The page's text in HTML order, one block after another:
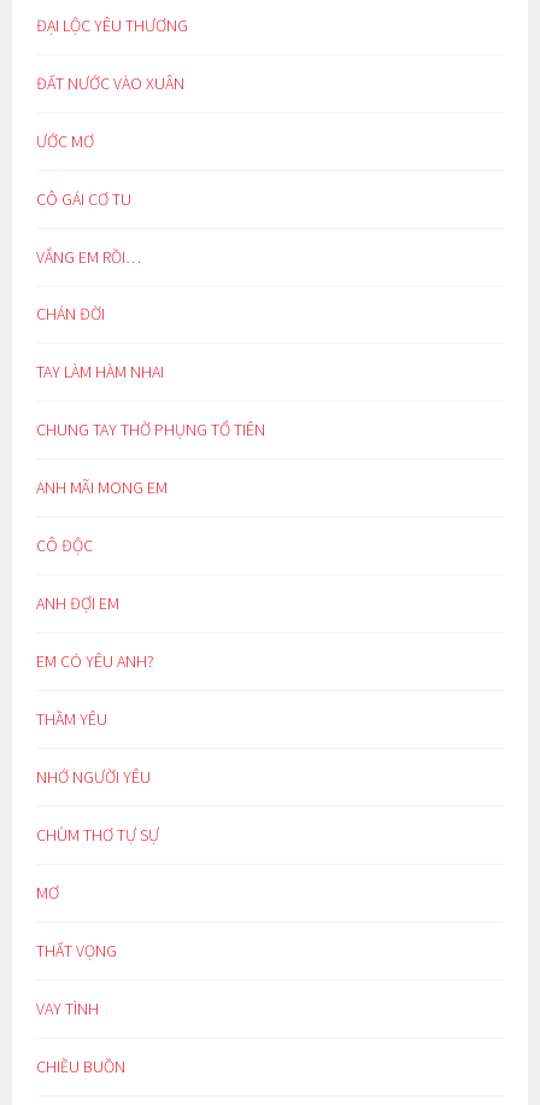
ĐẠI LỘC YÊU THƯƠNG
ĐẤT NƯỚC VÀO XUÂN
ƯỚC MƠ
CÔ GÁI CƠ TU
VẮNG EM RỒI…
CHÁN ĐỜI
TAY LÀM HÀM NHAI
CHUNG TAY THỜ PHỤNG TỔ TIÊN
ANH MÃI MONG EM
CÔ ĐỘC
ANH ĐỢI EM
EM CÓ YÊU ANH?
THẦM YÊU
NHỚ NGƯỜI YÊU
CHÙM THƠ TỰ SỰ
MƠ
THẤT VỌNG
VAY TÌNH
CHIỀU BUỒN